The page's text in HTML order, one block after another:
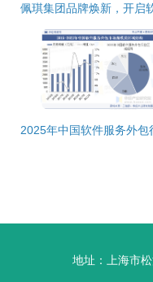
地址：上海市